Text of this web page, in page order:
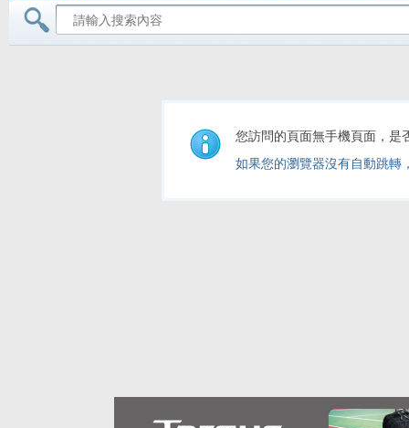
您訪問的頁面無手機頁面，是
如果您的瀏覽器沒有自動跳轉